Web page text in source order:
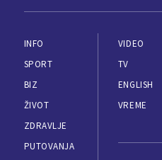
INFO
SPORT
BIZ
ŽIVOT
ZDRAVLJE
PUTOVANJA
VIDEO
TV
ENGLISH
VREME